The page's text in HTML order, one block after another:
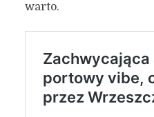
warto.